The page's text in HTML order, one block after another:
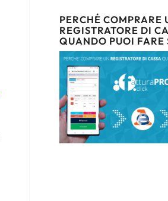
PERCHÉ COMPRARE
REGISTRATORE DI
QUANDO PUOI FARE